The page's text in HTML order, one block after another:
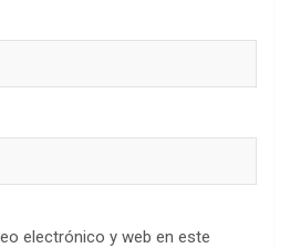
electrónico y web en este